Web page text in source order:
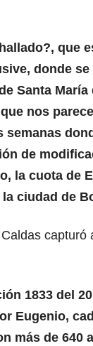
que
donde
Santa
nos
semanas
de
la cuota de
ciudad de
capturó
1833 del
Eugenio,
más de 640